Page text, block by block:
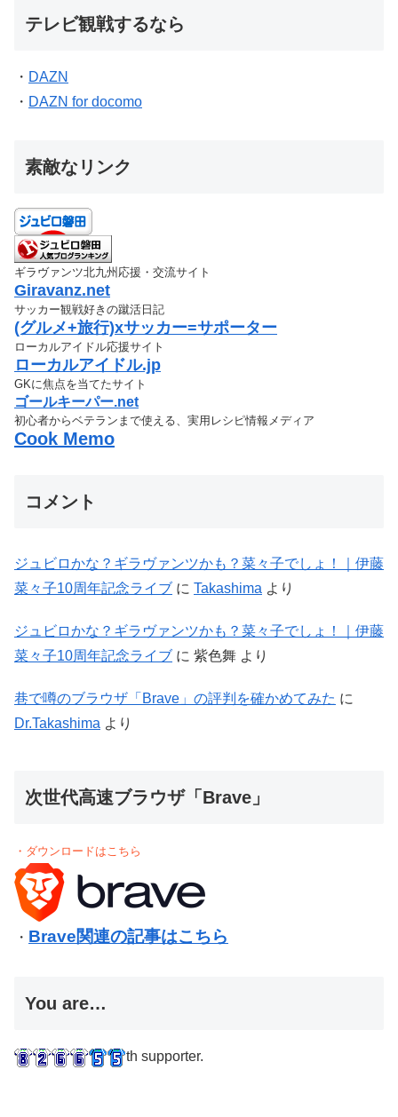
テレビ観戦するなら
・ DAZN
・ DAZN for docomo
素敵なリンク
ギラヴァンツ北九州応援・交流サイト
Giravanz.net
サッカー観戦好きの蹴活日記
(グルメ+旅行)xサッカー=サポーター
ローカルアイドル応援サイト
ローカルアイドル.jp
GKに焦点を当てたサイト
ゴールキーパー.net
初心者からベテランまで使える、実用レシピ情報メディア
Cook Memo
コメント
ジュビロかな？ギラヴァンツかも？菜々子でしょ！｜伊藤
菜々子10周年記念ライブ に Takashima より
ジュビロかな？ギラヴァンツかも？菜々子でしょ！｜伊藤
菜々子10周年記念ライブ に 紫色舞 より
巷で噂のブラウザ「Brave」の評判を確かめてみた に
Dr.Takashima より
次世代高速ブラウザ「Brave」
・ダウンロードはこちら
・ Brave関連の記事はこちら
You are…
th supporter.